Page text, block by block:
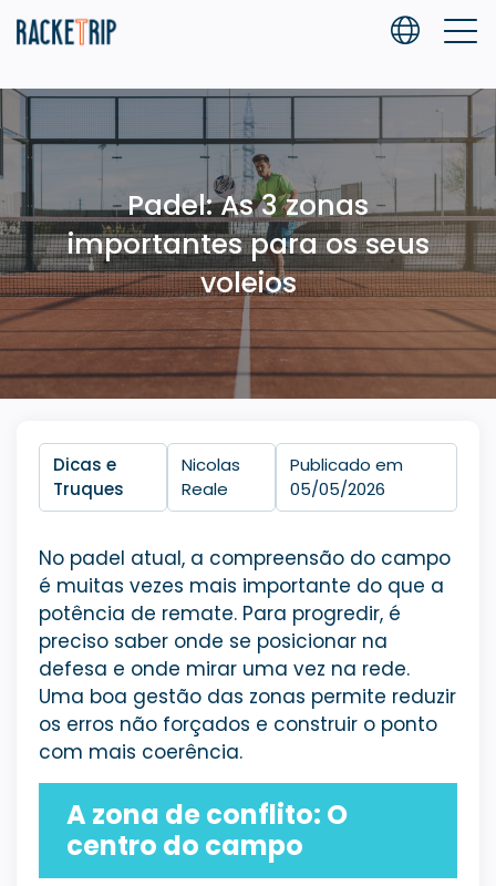
Padel: As 3 zonas
importantes para os seus
voleios
Dicas e
Truques
Nicolas
Reale
Publicado em
05/05/2026
No padel atual, a compreensão do campo
é muitas vezes mais importante do que a
potência de remate. Para progredir, é
preciso saber onde se posicionar na
defesa e onde mirar uma vez na rede.
Uma boa gestão das zonas permite reduzir
os erros não forçados e construir o ponto
com mais coerência.
A zona de conflito: O
centro do campo